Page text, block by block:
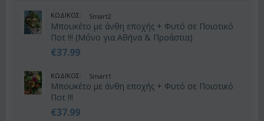
ΚΩΔΙΚΟΣ: Smart2
Μπουκέτο με άνθη εποχής + Φυτό σε Ποιοτικό
Ποτ !!! (Μόνο για Αθήνα & Προάστια)
€37.99
ΚΩΔΙΚΟΣ: Smart1
Μπουκέτο με άνθη εποχής + Φυτό σε Ποιοτικό
Ποτ !!!
€37.99